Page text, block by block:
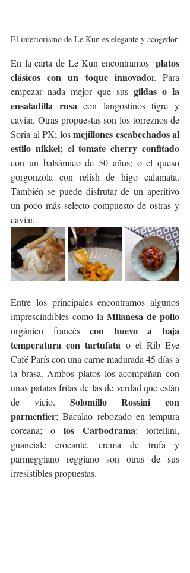
El interiorismo de Le Kun es elegante y acogedor.
En la carta de Le Kun encontramos platos
clásicos con un toque innovador. Para
empezar nada mejor que sus gildas o la
ensaladilla rusa con langostinos tigre y
caviar. Otras propuestas son los torreznos de
Soria al PX; los mejillones escabechados al
estilo nikkei; el
con un balsámico de 50 años; o el queso
gorgonzola con relish de higo calamata.
También se puede disfrutar de un aperitivo
un poco más selecto compuesto de ostras y
caviar.
Entre los principales encontramos algunos
imprescindibles como la Milanesa de pollo
orgánico francés con huevo a baja
temperatura con tartufata o el Rib Eye
Café París con una carne madurada 45 días a
la brasa. Ambos platos los acompañan con
unas patatas fritas de las de verdad que están
de vicio. Solomillo Rossini con
parmentier; Bacalao rebozado en tempura
coreana; o los Carbodrama: tortellini,
guanciale crocante, crema de trufa y
parmeggiano reggiano son otras de sus
irresistibles propuestas.